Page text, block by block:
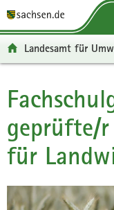
t
ü
e
r
g
t
n
v
i
g
p
n
a
l
t
-
e
r
e
Landesamt für
Hauptinhalt
geprüfte/
für